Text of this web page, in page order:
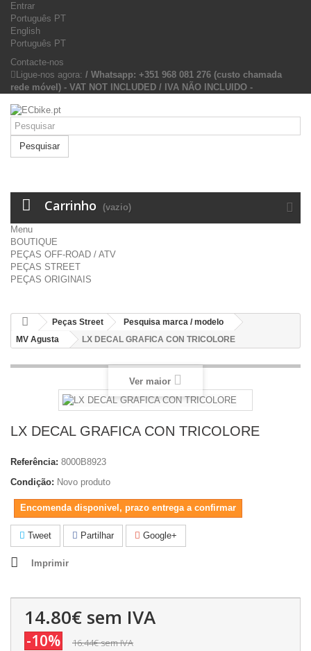
Entrar
Português PT
English
Português PT
Contacte-nos
Ligue-nos agora: / Whatsapp: +351 968 081 276 (custo chamada
rede móvel) - VAT NOT INCLUDED / IVA NÃO INCLUIDO -
Pesquisar
Carrinho (vazio)
Menu
BOUTIQUE
PEÇAS OFF-ROAD / ATV
PEÇAS STREET
PEÇAS ORIGINAIS
Peças Street
Pesquisa marca / modelo
MV Agusta
LX DECAL GRAFICA CON TRICOLORE
Ver maior
LX DECAL GRAFICA CON TRICOLORE
Referência: 8000B8923
Condição: Novo produto
Encomenda disponivel, prazo entrega a confirmar
Tweet Partilhar Google+
Imprimir
14.80€ sem IVA
-10% 16.44€sem IVA